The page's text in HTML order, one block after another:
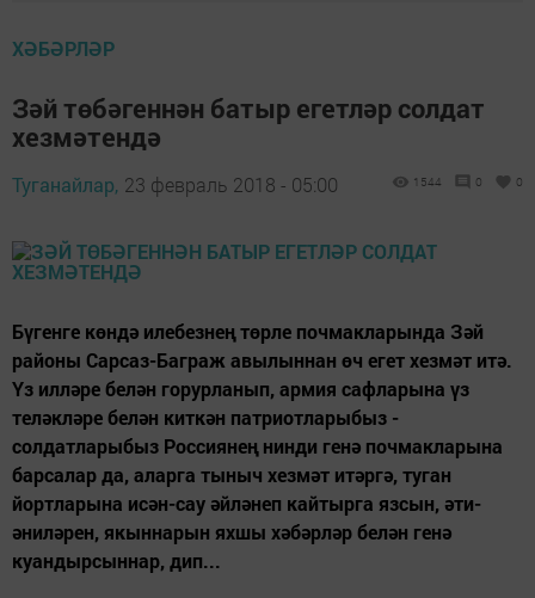
ХӘБӘРЛӘР
Зәй төбәгеннән батыр егетләр солдат
хезмәтендә
Туганайлар, 23 февраль 2018 - 05:00 1544 0 0
Бүгенге көндә илебезнең төрле почмакларында Зәй
районы Сарсаз-Баграж авылыннан өч егет хезмәт итә.
Үз илләре белән горурланып, армия сафларына үз
теләкләре белән киткән патриотларыбыз -
солдатларыбыз Россиянең нинди генә почмакларына
барсалар да, аларга тыныч хезмәт итәргә, туган
йортларына исән-сау әйләнеп кайтырга язсын, әти-
әниләрен, якыннарын яхшы хәбәрләр белән генә
куандырсыннар, дип...